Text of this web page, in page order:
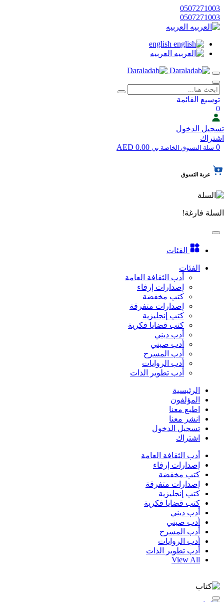
0507271003
0507271003
العربيه
english
العربيه
توسيع القائمة
0
تسجيل الدخول
اشتراك
0 سلة التسوق الخاصة بي
عربة التسوق
السلة فارغة!
الفئات
الفئات
أدب الثقافة العامة
إصدارات إرفاء
كتب مخفضة
إصدارات متفرقة
كتب إنجليزية
كتب قضايا فكرية
أدب ديني
أدب صيني
أدب المسرح
أدب الروايات
أدب تطوير الذات
الرئيسية
المؤلفون
اطبع معنا
انشر معنا
تسجيل الدخول
اشتراك
أدب الثقافة العامة
إصدارات إرفاء
كتب مخفضة
إصدارات متفرقة
كتب إنجليزية
كتب قضايا فكرية
أدب ديني
أدب صيني
أدب المسرح
أدب الروايات
أدب تطوير الذات
View All